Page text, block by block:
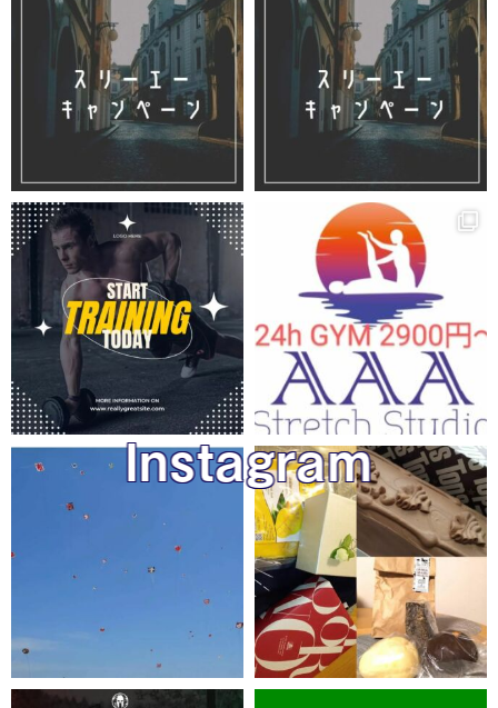
Instagram